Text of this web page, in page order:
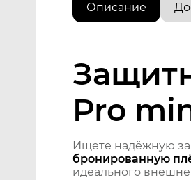
Описание
Pro
Ищете надёжную
бронированную
идеального